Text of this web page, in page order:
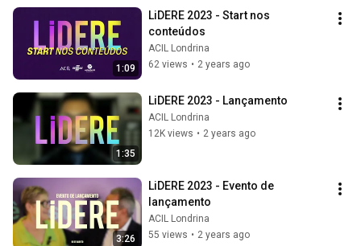
1:09
LiDERE 2023 - Start nos
conteúdos
ACIL Londrina
62 views • 2 years ago
1:35
LiDERE 2023 - Lançamento
ACIL Londrina
12K views • 2 years ago
3:26
LiDERE 2023 - Evento de
lançamento
ACIL Londrina
55 views • 2 years ago